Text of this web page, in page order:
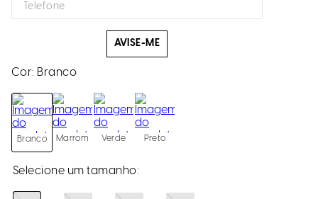
AVISE-ME
Cor: Branco
Branco Marrom Verde Preto